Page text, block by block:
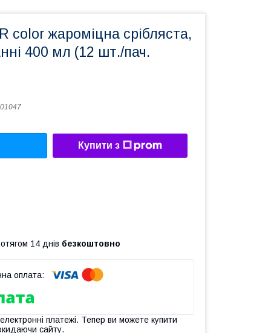
color жароміцна срібляста,
400 мл (12 шт./пач.
Купити з
14 днів безкоштовно
платежі. Тепер ви можете купити
сайту.